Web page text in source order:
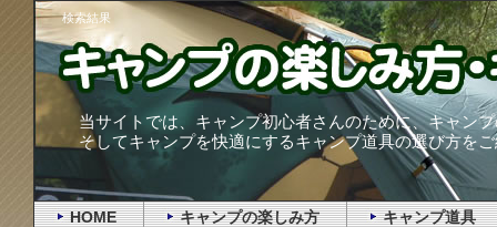
検索結果
当サイトでは、キャンプ初心者さんのために、キャン
そしてキャンプを快適にするキャンプ道具の選び方を
HOME キャンプの楽しみ方 キャンプ道具